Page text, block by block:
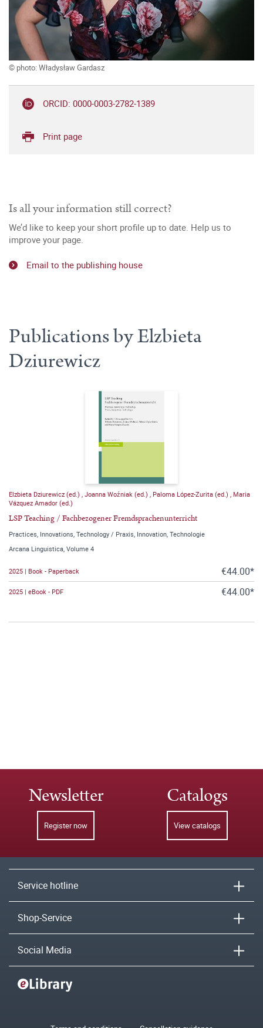
© photo: Władysław Gardasz
ORCID: 0000-0003-2782-1389
Print page
Is all your information still correct?
We’d like to keep your short profile up to date. Help us to
improve your page.
Email to the publishing house
Publications by Elzbieta
Dziurewicz
Elzbieta Dziurewicz (ed.) Joanna Woźniak (ed.) Paloma López-Zurita (ed.)
Maria
Vázquez Amador (ed.)
LSP Teaching / Fachbezogener Fremdsprachenunterricht
Practices, Innovations, Technology / Praxis, Innovation, Technologie
Arcana Linguistica, Volume 4
2025 | Book - Paperback €44.00*
2025 | eBook - PDF €44.00*
Newsletter
Register now
Catalogs
View catalogs
Service hotline
Shop-Service
Social Media